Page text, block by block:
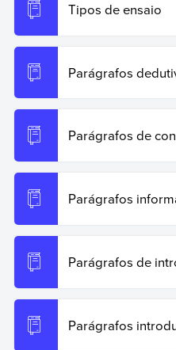
Tipos de ensaio
Parágrafos
Parágrafos de
Parágrafos
Parágrafos de
Parágrafos